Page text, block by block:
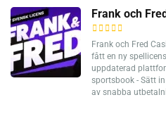
Frank och
Frank och Fred
fått en ny
uppdaterad
sportsbook - Sätt
av snabba